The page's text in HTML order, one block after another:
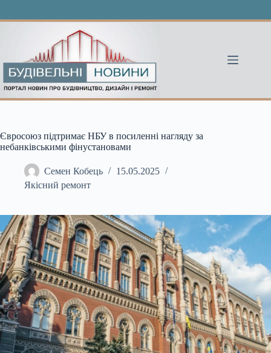
Євросоюз підтримає НБУ в посиленні нагляду за
небанківськими фінустановами
Семен Кобець
15.05.2025
Якісний ремонт